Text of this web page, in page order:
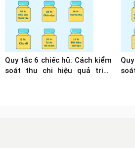
Quy tắc 6 chiếc hũ: Cách kiểm
soát thu chi hiệu quả triệu